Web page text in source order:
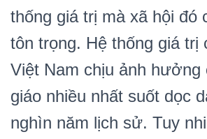
thống giá trị mà xã hội đó
tôn trọng. Hệ thống giá trị
Việt Nam chịu ảnh hưởng
giáo nhiều nhất suốt dọc
nghìn năm lịch sử. Tuy